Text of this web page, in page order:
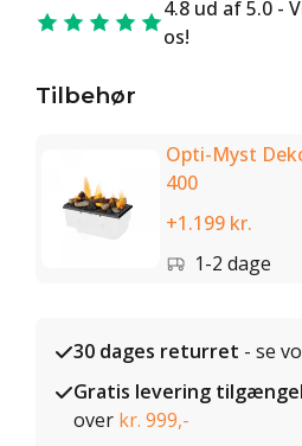
4.8 ud af 5.0 -
os!
Tilbehør
Opti-Myst
400
+1.199 kr.
1-2 dage
30 dages returret - se
Gratis levering
over kr. 999,-